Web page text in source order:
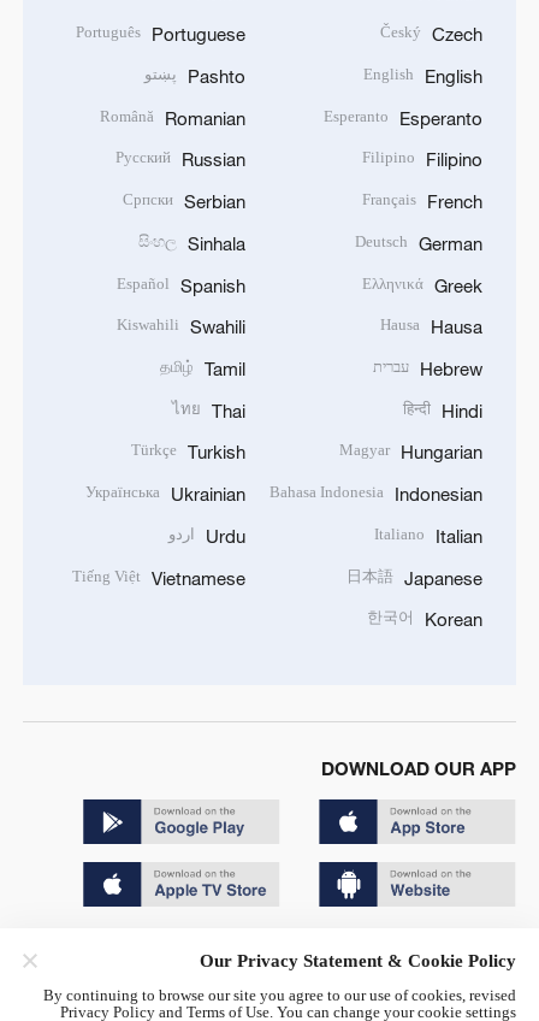
Czech
Český
English
English
Esperanto
Esperanto
Filipino
Filipino
French
Français
German
Deutsch
Greek
Ελληνικά
Hausa
Hausa
Hebrew עברית
Hindi
हिन्दी
Hungarian
Magyar
Indonesian
Bahasa Indonesia
Italian
Italiano
Japanese
日本語
Korean
한국어
Portuguese
Português
Pashto پښتو
Romanian
Română
Russian
Русский
Serbian
Српски
Sinhala
සිංහල
Spanish
Español
Swahili
Kiswahili
Tamil
தமிழ்
Thai
ไทย
Turkish
Türkçe
Ukrainian
Українська
Urdu اردو
Vietnamese
Tiếng Việt
DOWNLOAD OUR APP
Our Privacy Statement & Cookie Policy
By continuing to browse our site you agree to our use of cookies, revised
Privacy Policy and Terms of Use. You can change your cookie settings